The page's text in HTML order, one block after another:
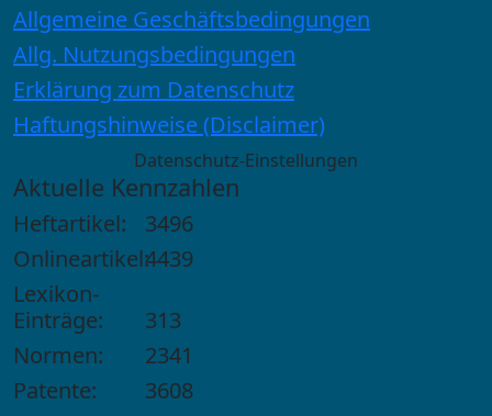
Allgemeine Geschäftsbedingungen
Allg. Nutzungsbedingungen
Erklärung zum Datenschutz
Haftungshinweise (Disclaimer)
Datenschutz-Einstellungen
Aktuelle Kennzahlen
Heftartikel:
3496
Onlineartikel:4439
Lexikon-
Einträge:
313
Normen:
2341
Patente:
3608